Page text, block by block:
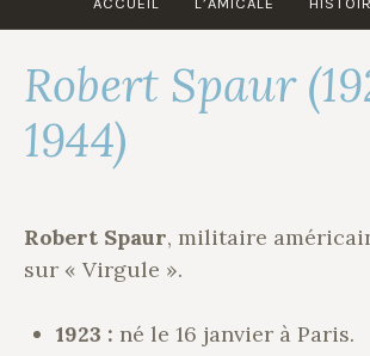
Robert Spaur
1944)
Robert Spaur, militaire
sur « Virgule ».
1923 : né le 16 janvier à Paris.